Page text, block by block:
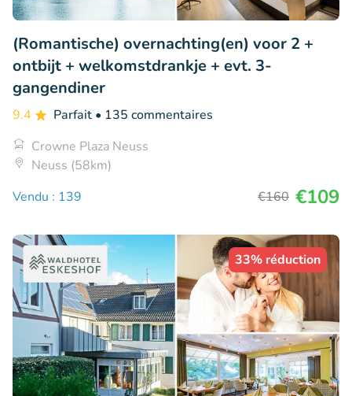
(Romantische) overnachting(en) voor 2 +
ontbijt + welkomstdrankje + evt. 3-
gangendiner
9.4 Parfait • 135 commentaires
Crowne Plaza Neuss
Neuss (58km)
Vendu : 139
€160 €109
33% réduction